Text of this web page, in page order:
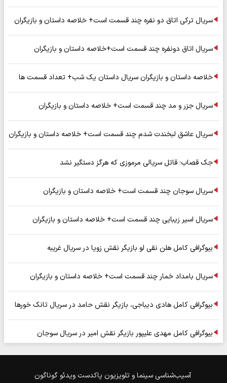
سریال ترکی اتاق دو نفره چند قسمت است+ خلاصه داستان و بازیگران
سریال اتاق دونفره چند قسمت است+خلاصه داستان و بازیگران
خلاصه داستان و بازیگران سریال داستان یک شب+ تعداد قسمت ها
سریال جزر و مد چند قسمت است+ خلاصه داستان و بازیگران
سریال عاشق لبخندت شدم چند قسمت است+ خلاصه داستان و بازیگران
جک قصاب؛ قاتل سریالی مرموزی که هرگز دستگیر نشد
سریال سوجان چند قسمت است+ خلاصه داستان و بازیگران
سریال اسیر زیبایی چند قسمت است+ خلاصه داستان و بازیگران
بیوگرافی کامل هلن نقی لو بازیگر نقش زویا در سریال غریبه
سریال بامداد خمار چند قسمت است+ خلاصه داستان و بازیگران
بیوگرافی کامل هادی دیباجی، بازیگر نقش حامد در سریال تانک خورها
بیوگرافی کامل مهدی علیپور بازیگر نقش امیر در سریال سوجان
آسیب‌شناسی سینما و تلویزیون پاکدست ویدئو گوناگون